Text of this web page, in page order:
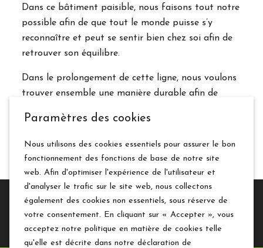
Dans ce bâtiment paisible, nous faisons tout notre
possible afin de que tout le monde puisse s’y
reconnaître et peut se sentir bien chez soi afin de
retrouver son équilibre.
Dans le prolongement de cette ligne, nous voulons
trouver ensemble une manière durable afin de
Par exemple, cela se reflète dans le choix des
matériaux pour l'entretien et de rénovation.
Paramètres des cookies
Nous utilisons des cookies essentiels pour assurer le bon
fonctionnement des fonctions de base de notre site
web. Afin d'optimiser l'expérience de l'utilisateur et
d'analyser le trafic sur le site web, nous collectons
également des cookies non essentiels, sous réserve de
votre consentement. En cliquant sur « Accepter », vous
acceptez notre politique en matière de cookies telle
qu'elle est décrite dans notre déclaration de